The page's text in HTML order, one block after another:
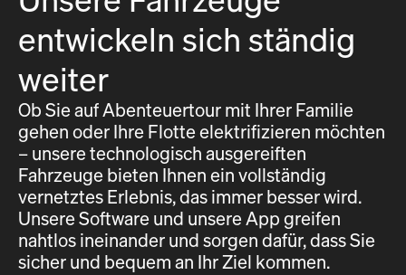
entwickeln sich ständig
weiter
Ob Sie auf Abenteuertour mit Ihrer Familie
gehen oder Ihre Flotte elektrifizieren möchten
– unsere technologisch ausgereiften
Fahrzeuge bieten Ihnen ein vollständig
vernetztes Erlebnis, das immer besser wird.
Unsere Software und unsere App greifen
nahtlos ineinander und sorgen dafür, dass Sie
sicher und bequem an Ihr Ziel kommen.